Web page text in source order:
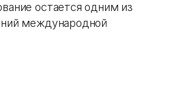
остается одним из
международной